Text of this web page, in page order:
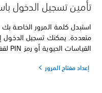
تأمين تسجيل الدخول
استبدل كلمة المرور الخاصة بك
متعددة. يمكنك تسجيل الدخول
القياسات الحيوية أو رمز PIN لقفل الشاشة.
إعداد مفتاح المرور